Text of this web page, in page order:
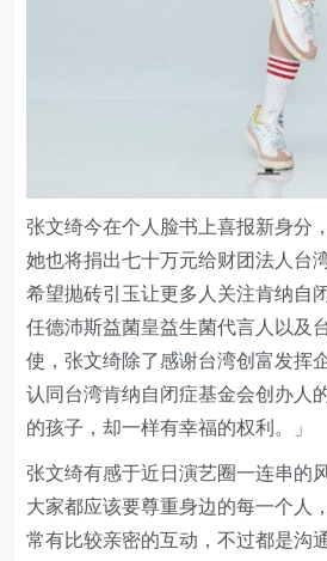
张文绮今在个人脸书上喜报新身分
她也将捐出七十万元给财团法人台
希望抛砖引玉让更多人关注肯纳自
任德沛斯益菌皇益生菌代言人以及
使，张文绮除了感谢台湾创富发挥
认同台湾肯纳自闭症基金会创办人
的孩子，却一样有幸福的权利。」
张文绮有感于近日演艺圈一连串的
大家都应该要尊重身边的每一个人
常有比较亲密的互动，不过都是沟